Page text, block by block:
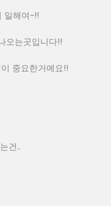
일해여~!!
는곳입니다!!
중요한거예요!!
건..